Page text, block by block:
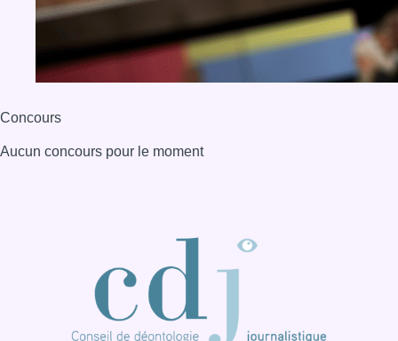
Concours
Aucun concours pour le moment